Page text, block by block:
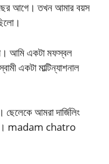
বছর আগে। তখন আমার বয়স
আমি একটা মফস্বল
একটা মাল্টিন্যাশনাল
আমরা দার্জিলিং
madam chatro